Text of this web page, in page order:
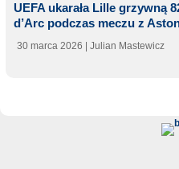
UEFA ukarała Lille grzywną
d’Arc podczas meczu z
30 marca 2026 | Julian Mastewicz